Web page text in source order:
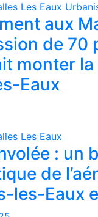
Les Eaux
aux
de 70
monter la
Eaux
Les Eaux
: un
de
les-Eaux